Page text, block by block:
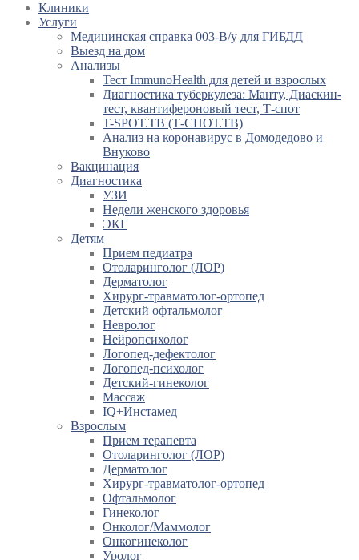
Клиники
Услуги
Медицинская справка 003-В/у для ГИБДД
Выезд на дом
Анализы
Тест ImmunoHealth для детей и взрослых
Диагностика туберкулеза: Манту, Диаскин-
тест, квантифероновый тест, Т-спот
T-SPOT.TB (Т-СПОТ.ТВ)
Анализ на коронавирус в Домодедово и
Внуково
Вакцинация
Диагностика
УЗИ
Недели женского здоровья
ЭКГ
Детям
Прием педиатра
Отоларинголог (ЛОР)
Дерматолог
Хирург-травматолог-ортопед
Детский офтальмолог
Невролог
Нейропсихолог
Логопед-дефектолог
Логопед-психолог
Детский-гинеколог
Массаж
IQ+Инстамед
Взрослым
Прием терапевта
Отоларинголог (ЛОР)
Дерматолог
Хирург-травматолог-ортопед
Офтальмолог
Гинеколог
Онколог/Маммолог
Онкогинеколог
Уролог